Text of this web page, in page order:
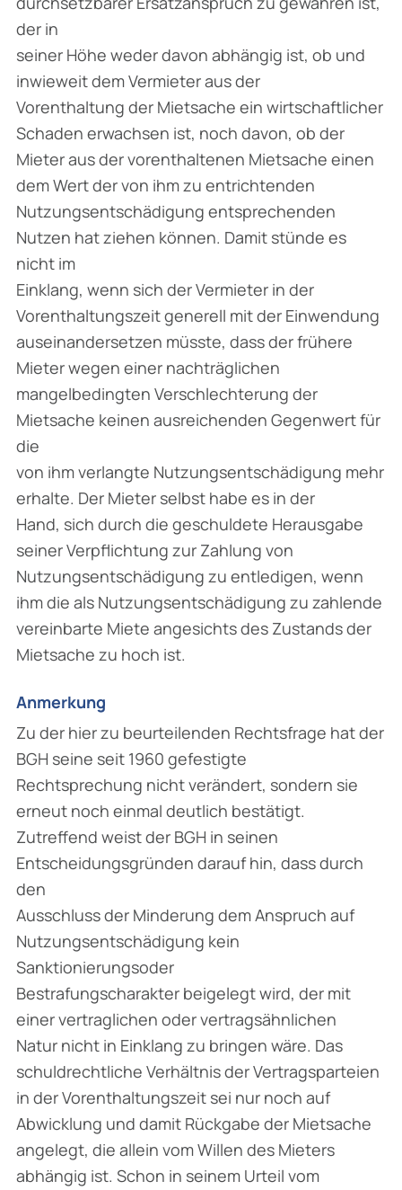
der in
seiner Höhe weder davon abhängig ist, ob und
inwieweit dem Vermieter aus der
Vorenthaltung der Mietsache ein wirtschaftlicher
Schaden erwachsen ist, noch davon, ob der
Mieter aus der vorenthaltenen Mietsache einen
dem Wert der von ihm zu entrichtenden
Nutzungsentschädigung entsprechenden
Nutzen hat ziehen können. Damit stünde es
nicht im
Einklang, wenn sich der Vermieter in der
Vorenthaltungszeit generell mit der Einwendung
auseinandersetzen müsste, dass der frühere
Mieter wegen einer nachträglichen
mangelbedingten Verschlechterung der
Mietsache keinen ausreichenden Gegenwert für
die
von ihm verlangte Nutzungsentschädigung mehr
erhalte. Der Mieter selbst habe es in der
Hand, sich durch die geschuldete Herausgabe
seiner Verpflichtung zur Zahlung von
Nutzungsentschädigung zu entledigen, wenn
ihm die als Nutzungsentschädigung zu zahlende
vereinbarte Miete angesichts des Zustands der
Mietsache zu hoch ist.
Anmerkung
Zu der hier zu beurteilenden Rechtsfrage hat der
BGH seine seit 1960 gefestigte
Rechtsprechung nicht verändert, sondern sie
erneut noch einmal deutlich bestätigt.
Zutreffend weist der BGH in seinen
Entscheidungsgründen darauf hin, dass durch
den
Ausschluss der Minderung dem Anspruch auf
Nutzungsentschädigung kein
Sanktionierungsoder
Bestrafungscharakter beigelegt wird, der mit
einer vertraglichen oder vertragsähnlichen
Natur nicht in Einklang zu bringen wäre. Das
schuldrechtliche Verhältnis der Vertragsparteien
in der Vorenthaltungszeit sei nur noch auf
Abwicklung und damit Rückgabe der Mietsache
angelegt, die allein vom Willen des Mieters
abhängig ist. Schon in seinem Urteil vom